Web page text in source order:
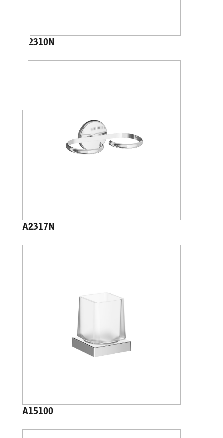
A2310N
A2317N
A15100